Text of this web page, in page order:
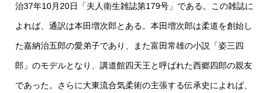
治37年10月20日「夫人衛生雑誌第179号」である。この雑誌に
よれば、通訳は本田増次郎とある。本田増次郎は柔道を創始し
た嘉納治五郎の愛弟子であり、また富田常雄の小説「姿三四
郎」のモデルとなり、講道館四天王と呼ばれた西郷四郎の親友
であった。さらに大東流合気柔術の主張する伝承史によれば、